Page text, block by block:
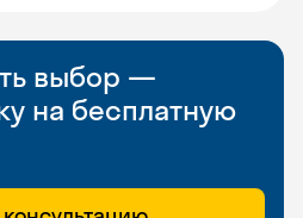
выбор —
на бесплатную